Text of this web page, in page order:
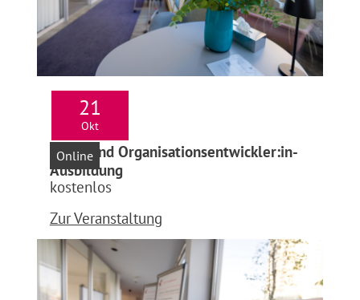
21
Okt
Infoabend Organisationsentwickler:in-
Ausbildung
Online
kostenlos
Zur Veranstaltung